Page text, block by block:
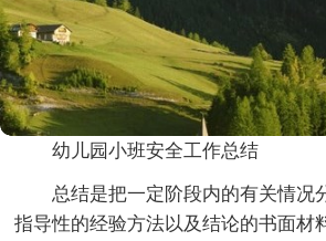
幼儿园小班安全工作总结
总结是把一定阶段内的有关情况
指导性的经验方法以及结论的书面材